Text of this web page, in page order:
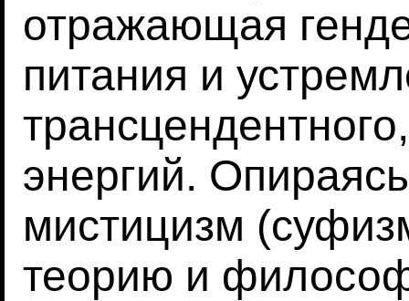
отражающая
питания и
энергий.
мистицизм
теорию и